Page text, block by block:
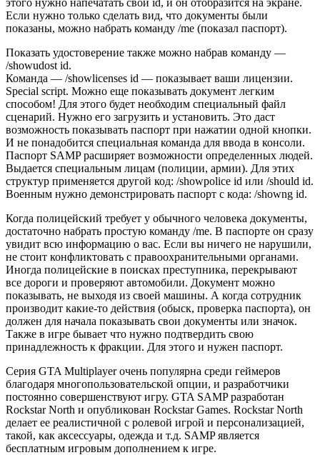
Если нужно только сделать вид, что документы были
показаны, можно набрать команду /me (показал паспорт).
Показать удостоверение также можно набрав команду —
/showudost id.
Команда — /showlicenses id — показывает ваши лицензии.
Special script. Можно еще показывать документ легким
способом! Для этого будет необходим специальный файл
сценарий. Нужно его загрузить и установить. Это даст
возможность показывать паспорт при нажатии одной кнопки.
И не понадобится специальная команда для ввода в консоли.
Паспорт SAMP расширяет возможности определенных людей.
Выдается специальным лицам (полиции, армии). Для этих
структур применяется другой код: /showpolice id или /should id.
Военным нужно демонстрировать паспорт с кода: /showng id.
Когда полицейский требует у обычного человека документы,
достаточно набрать простую команду /me. В паспорте он сразу
увидит всю информацию о вас. Если вы ничего не нарушили,
не стоит конфликтовать с правоохранительными органами.
Иногда полицейские в поисках преступника, перекрывают
все дороги и проверяют автомобили. Документ можно
показывать, не выходя из своей машины. А когда сотрудник
производит какие-то действия (обыск, проверка паспорта), он
должен для начала показывать свои документы или значок.
Также в игре бывает что нужно подтвердить свою
принадлежность к фракции. Для этого и нужен паспорт.
Серия GTA Multiplayer очень популярна среди геймеров
благодаря многопользовательской опции, и разработчики
постоянно совершенствуют игру. GTA SAMP разработан
Rockstar North и опубликован Rockstar Games. Rockstar North
делает ее реалистичной с ролевой игрой и персонализацией,
такой, как аксессуары, одежда и т.д. SAMP является
бесплатным игровым дополнением к игре.